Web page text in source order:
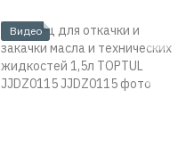
Видео